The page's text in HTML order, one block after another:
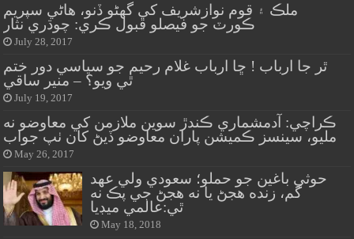
ملڪ ۽ قوم نوازشريف کي گهڻو ڏنو، هاڻي سپريم
ڪورٽ جو فيصلو قبول ڪري: چوڌري نثار
July 28, 2017
ٿر جا ارباب ! ڇا ارباب غلام رحيم جو سياسي دور ختم
ٿي ويو؟ – منير ساقي
July 19, 2017
ڪراچي: آدمشماري ڪندڙ سوين ملازمن کي معاوضو نه
مليو، سينسز ڪميشن پاران معاوضو ڏيڻ کان ٺپ جواب
May 26, 2017
حوثي باغين جو حملو؛ سعودي ولي عهد
گم، زنده هجڻ يا نه هجڻ جي پڪ نه
ٿي:عالمي ميڊيا
May 18, 2018